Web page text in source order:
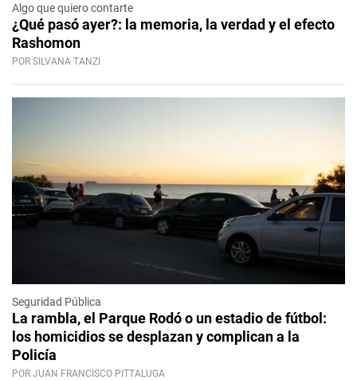
Algo que quiero contarte
¿Qué pasó ayer?: la memoria, la verdad y el efecto
Rashomon
POR SILVANA TANZI
Seguridad Pública
La rambla, el Parque Rodó o un estadio de fútbol:
los homicidios se desplazan y complican a la
Policía
POR JUAN FRANCISCO PITTALUGA